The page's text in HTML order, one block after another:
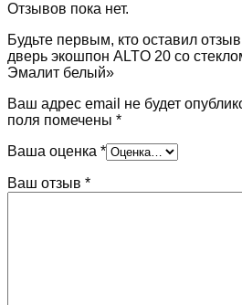
Отзывов пока нет.
Будьте первым, кто оставил
дверь экошпон ALTO 20 со
Эмалит белый»
Ваш адрес email не будет
поля помечены *
Ваша оценка *
Ваш отзыв *